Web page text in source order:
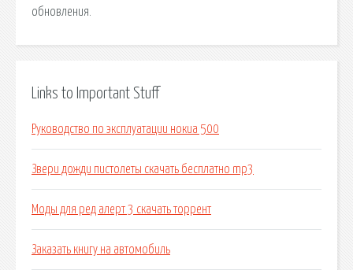
обновления.
Links to Important Stuff
Руководство по эксплуатации нокиа 500
Звери дожди пистолеты скачать бесплатно mp3
Моды для ред алерт 3 скачать торрент
Заказать книгу на автомобиль